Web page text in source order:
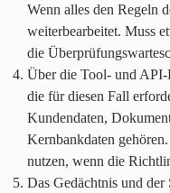
Wenn alles den Regeln
weiterbearbeitet. Muss
die
Über die Tool- und
die für diesen Fall
Kundendaten,
Kernbankdaten
nutzen, wenn die
Das Gedächtnis und der